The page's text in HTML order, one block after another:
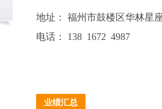
地址：
福州市鼓楼区华林星
电话：
138 1672 4987
业绩汇总